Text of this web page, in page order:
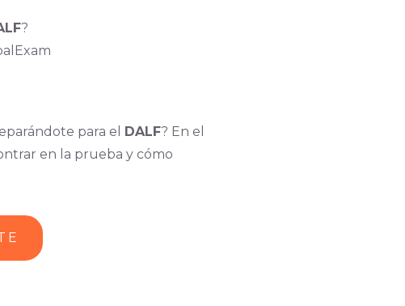
?
para el DALF? En el
en la prueba y cómo